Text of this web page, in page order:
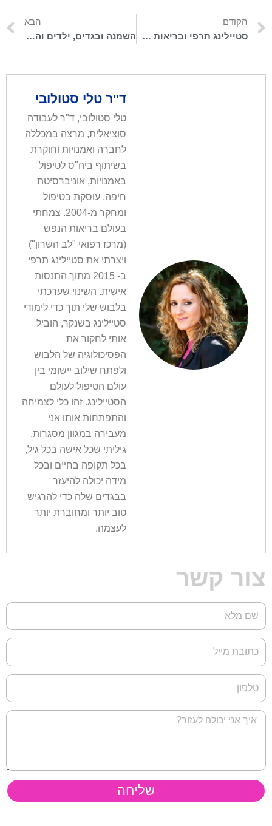
הקודם
סטיילינג תרפי ובריאות הנפש
הבא
השמנה ובגדים, ילדים והורים – עם ורד יפה חאיק
ד"ר טלי סטולובי
טלי סטולובי, ד"ר לעבודה
סוציאלית, מרצה במכללה
לחברה ואמנויות וחוקרת
בשיתוף ביה"ס לטיפול
באמנויות, אוניברסיטת
חיפה. עוסקת בטיפול
ומחקר מ-2004. צמחתי
בעולם בריאות הנפש
(מרכז רפואי "לב השרון")
ויצרתי את סטיילינג תרפי
ב- 2015 מתוך התנסות
אישית. השינוי שערכתי
בלבוש שלי תוך כדי לימודי
סטיילינג בשנקר, הוביל
אותי לחקור את
הפסיכולוגיה של הלבוש
ולפתח שילוב יישומי בין
עולם הטיפול לעולם
הסטיילינג. זהו כלי לצמיחה
והתפתחות אותו אני
מעבירה במגוון מסגרות.
גיליתי שכל אישה בכל גיל,
בכל תקופה בחיים ובכל
מידה יכולה להיעזר
בבגדים שלה כדי להרגיש
טוב יותר ומחוברת יותר
לעצמה.
צור קשר
שליחה